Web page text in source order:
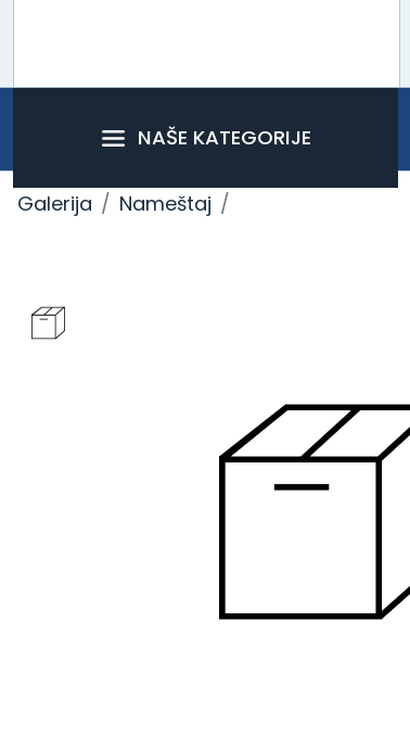
NAŠE KATEGORIJE
Galerija Nameštaj